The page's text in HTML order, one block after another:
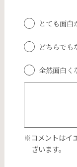
とても面白
どちらでも
全然面白く
※コメントはイ
ざいます。